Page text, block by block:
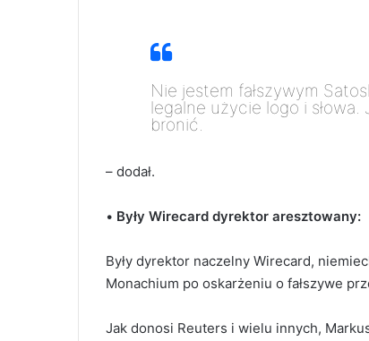
Nie jestem fałszywym
legalne użycie logo i
bronić.
– dodał.
• Były Wirecard dyrektor aresztowany:
Były dyrektor naczelny Wirecard,
Monachium po oskarżeniu o fałszywe
Jak donosi Reuters i wielu innych,